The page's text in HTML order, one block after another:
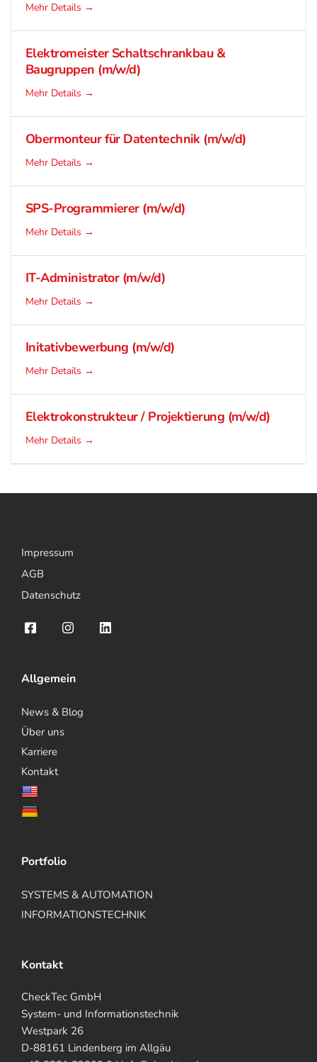
Mehr Details
Elektromeister Schaltschrankbau &
Baugruppen (m/w/d)
Mehr Details
Obermonteur für Datentechnik (m/w/d)
Mehr Details
SPS-Programmierer (m/w/d)
Mehr Details
IT-Administrator (m/w/d)
Mehr Details
Initativbewerbung (m/w/d)
Mehr Details
Elektrokonstrukteur / Projektierung (m/w/d)
Mehr Details
Impressum
AGB
Datenschutz
Allgemein
News & Blog
Über uns
Karriere
Kontakt
Portfolio
SYSTEMS & AUTOMATION
INFORMATIONSTECHNIK
Kontakt
CheckTec GmbH
System- und Informationstechnik
Westpark 26
D-88161 Lindenberg im Allgäu